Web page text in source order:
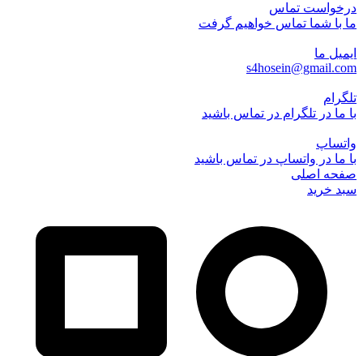
درخواست تماس
ما با شما تماس خواهیم گرفت
ایمیل ما
s4hosein@gmail.com
تلگرام
با ما در تلگرام در تماس باشید
واتساپ
با ما در واتساپ در تماس باشید
صفحه اصلی
سبد خرید